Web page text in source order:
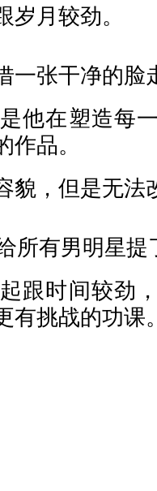
月较劲。
一张干净的脸
他在塑造每
品。
貌，但是无法
所有男明星提
跟时间较劲
有挑战的功课